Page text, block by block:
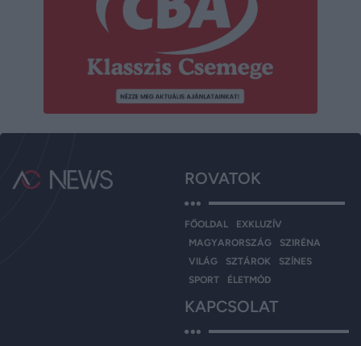
ROVATOK
FŐOLDAL
EXKLUZÍV
MAGYARORSZÁG
SZIRÉNA
VILÁG
SZTÁROK
SZÍNES
SPORT
ÉLETMÓD
KAPCSOLAT